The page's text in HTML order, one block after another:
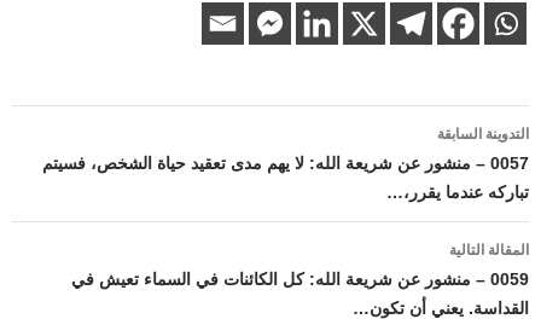
تصفّح
المقالات
التدوينة السابقة
0057 – منشور عن شريعة الله: لا يهم مدى تعقيد حياة الشخص، فسيتم
تباركه عندما يقرر،…
المقالة التالية
0059 – منشور عن شريعة الله: كل الكائنات في السماء تعيش في
القداسة. يعني أن تكون…